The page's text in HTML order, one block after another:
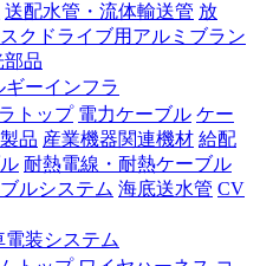
送配水管・流体輸送管 放
クドライブ用アルミブラン
部品
ギーインフラ
トップ 電力ケーブル ケー
品 産業機器関連機材 給配
耐熱電線・耐熱ケーブル
ルシステム 海底送水管 CV
電装システム